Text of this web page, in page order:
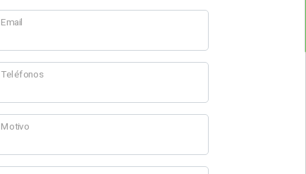
Email
Teléfonos
Motivo